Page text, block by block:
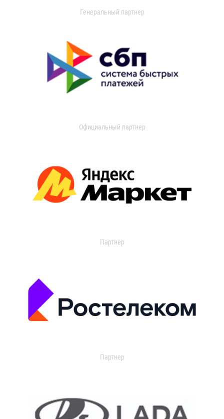
Генеральный партнер
Официальный партнер
Партнер
Партнер